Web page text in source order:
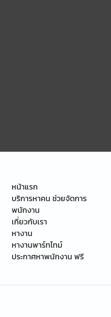
หน้าแรก
บริการหาคน ช่วยจัดการ
พนักงาน
เกี่ยวกับเรา
หางาน
หางานพาร์ทไทม์
ประกาศหาพนักงาน ฟรี